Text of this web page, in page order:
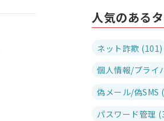
人気のある
ネット詐欺 (101)
個人情報/プライ
偽メール/偽SMS
パスワード管理